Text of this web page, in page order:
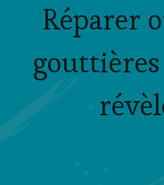
Réparer
gouttières